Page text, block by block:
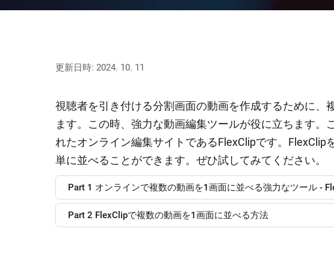
更新日時: 2024. 10. 11
視聴者を引き付ける分割画面の動画を作成するために、
ます。この時、強力な動画編集ツールが役に立ちます。
れたオンライン編集サイトであるFlexClipです。FlexClip
単に並べることができます。ぜひ試してみてください。
Part 1 オンラインで複数の動画を1画面に並べる強力なツール ‐
Part 2 FlexClipで複数の動画を1画面に並べる方法